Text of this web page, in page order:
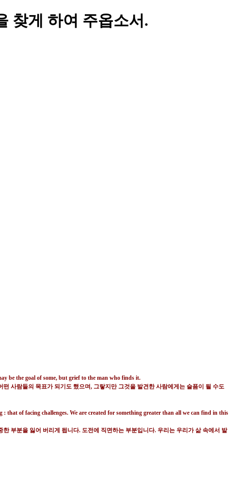
찾게 하여 주옵소서.
be the goal of some, but grief to the man who finds it.
떤 사람들의 목표가 되기도 했으며, 그랗지만 그것을 발견한 사람에게는 슬픔이 될 수도
that of facing challenges. We are created for something greater than all we can find in this
한 부분을 잃어 버리게 됩니다. 도전에 직면하는 부분입니다. 우리는 우리가 삶 속에서 발